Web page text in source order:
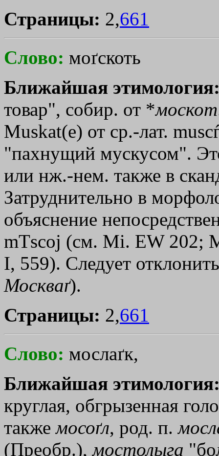
Страницы: 2,661
Слово: моґскоть
Ближайшая
товар", собир. от *москот
Мuskat(e) от ср.-лат.
"пахнущий мускусом".
или нж.-нем. также в
Затруднительно в
объяснение
mТscoj (см. Мi. ЕW 202;
I, 559). Следует
Москваґ).
Страницы: 2,661
Слово: мослаґк,
Ближайшая
круглая, обгрызенная
такжемосоґл, род. п.
(Преобр.),мостолыга